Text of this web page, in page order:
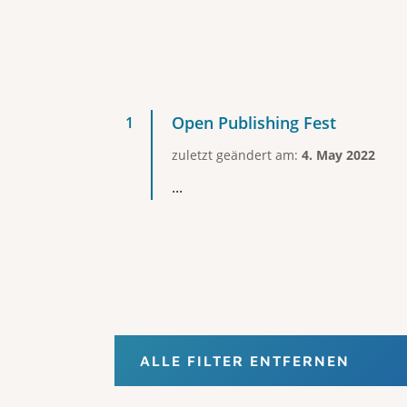
Open Publishing Fest
zuletzt geändert am: 4. May 2022
...
ALLE FILTER ENTFERNEN